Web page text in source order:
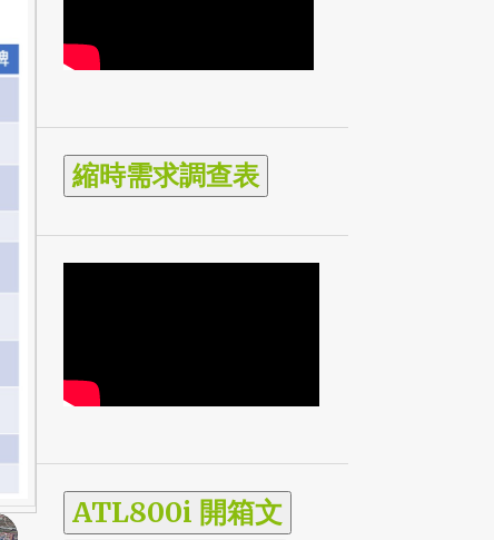
D4-東部與外島工程 12
E2-AFIDUS專家縮時教學
E3-縮時筆記 37